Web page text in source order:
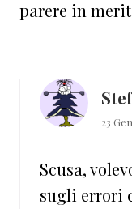
parere in
23
Scusa,
sugli errori